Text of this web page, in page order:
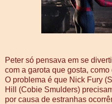
Peter só pensava em se
com a garota que gosta,
O problema é que Nick Fury
Hill (Cobie Smulders)
por causa de estranhas